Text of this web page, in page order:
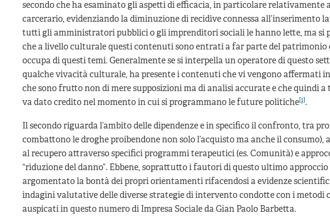
secondo che ha esaminato gli aspetti di efficacia, in particolare relativamente
carcerario, evidenziando la diminuzione di recidive connessa all’inserimento
tutti gli amministratori pubblici o gli imprenditori sociali le hanno lette, ma si
che a livello culturale questi contenuti sono entrati a far parte del patrimonio
occupa di questi temi. Generalmente se si interpella un operatore di questo
qualche vivacità culturale, ha presente i contenuti che vi vengono affermati
che sono frutto non di mere supposizioni ma di analisi accurate e che quindi
va dato credito nel momento in cui si programmano le future politiche[1].
Il secondo riguarda l’ambito delle dipendenze e in specifico il confronto, tra
combattono le droghe proibendone non solo l’acquisto ma anche il
al recupero attraverso specifici programmi terapeutici (es. Comunità) e
“riduzione del danno”. Ebbene, soprattutto i fautori di questo ultimo approccio
argomentato la bontà dei propri orientamenti rifacendosi a evidenze
indagini valutative delle diverse strategie di intervento condotte con i
auspicati in questo numero di Impresa Sociale da Gian Paolo Barbetta.